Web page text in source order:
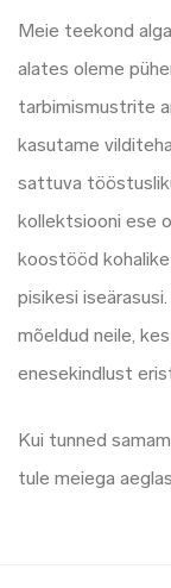
Meie teekond
alates oleme
tarbimismustrite
kasutame
sattuva
kollektsiooni ese
koostööd
pisikesi
mõeldud neile,
enesekindlust
Kui tunned
tule meiega